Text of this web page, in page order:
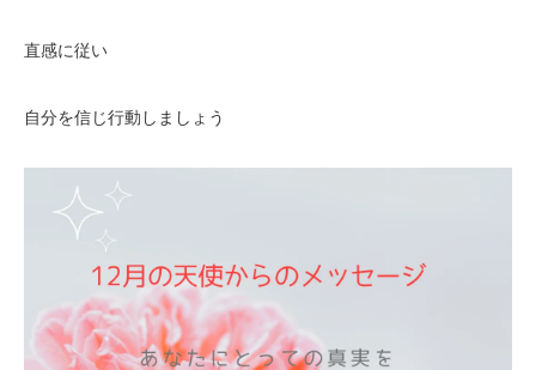
直感に従い
自分を信じ行動しましょう